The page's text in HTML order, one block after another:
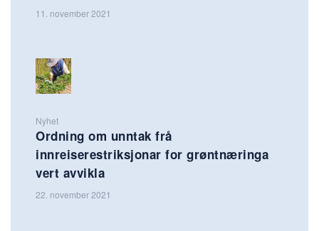
11. november 2021
Nyhet
Ordning om unntak frå
innreiserestriksjonar for grøntnæringa
vert avvikla
22. november 2021